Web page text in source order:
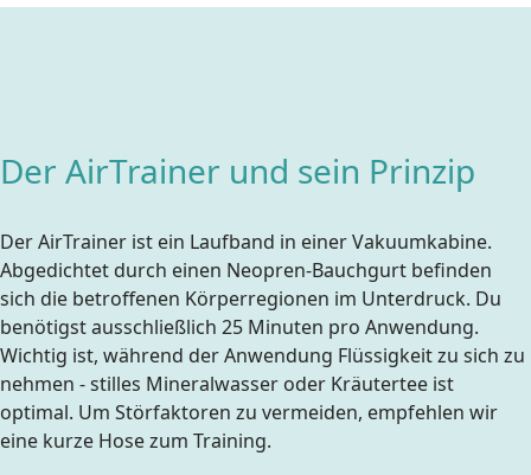
Der AirTrainer und sein Prinzip
Der AirTrainer ist ein Laufband in einer Vakuumkabine.
Abgedichtet durch einen Neopren-Bauchgurt befinden
sich die betroffenen Körperregionen im Unterdruck. Du
benötigst ausschließlich 25 Minuten pro Anwendung.
Wichtig ist, während der Anwendung Flüssigkeit zu sich zu
nehmen - stilles Mineralwasser oder Kräutertee ist
optimal. Um Störfaktoren zu vermeiden, empfehlen wir
eine kurze Hose zum Training.